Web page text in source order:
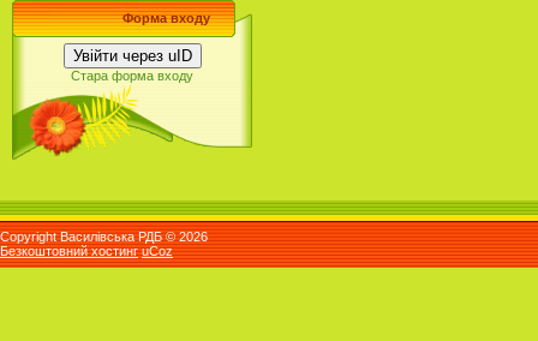
Форма входу
Увійти через uID
Стара форма входу
Copyright Василівська РДБ © 2026
Безкоштовний хостинг uCoz